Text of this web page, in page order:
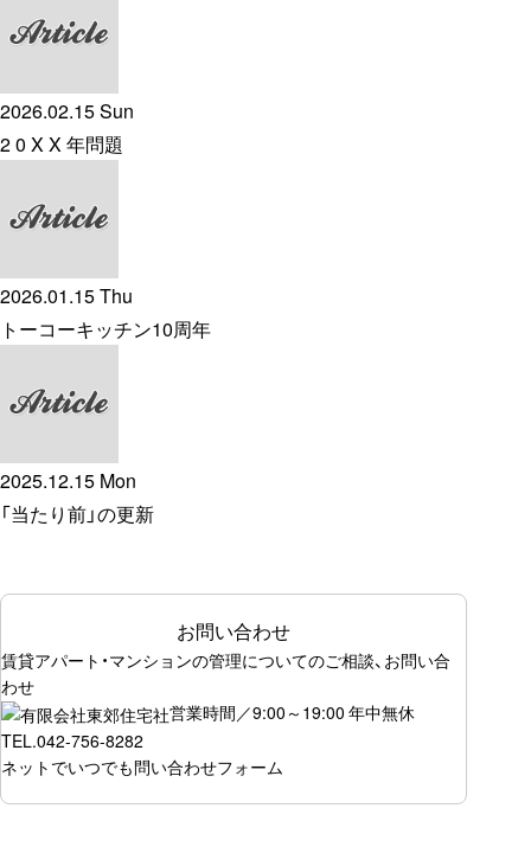
2026.02.15 Sun
2 0 X X 年問題
2026.01.15 Thu
トーコーキッチン10周年
2025.12.15 Mon
「当たり前」の更新
お問い合わせ
賃貸アパート・マンションの管理についてのご相談、お問い合
わせ
営業時間／9:00～19:00 年中無休
TEL.042-756-8282
ネットでいつでも問い合わせフォーム